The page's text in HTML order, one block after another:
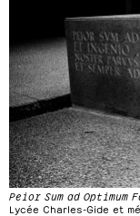
Peior Sum ad Optimum
Lycée Charles-Gide et